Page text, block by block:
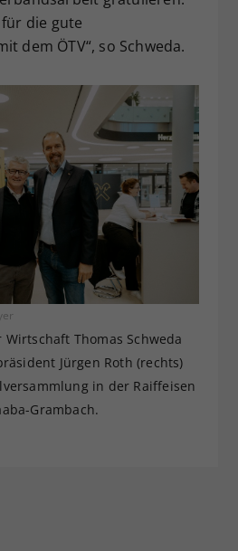
die gute
dem ÖTV“, so Schweda.
Wirtschaft Thomas Schweda
Jürgen Roth (rechts)
in der Raiffeisen
Grambach.